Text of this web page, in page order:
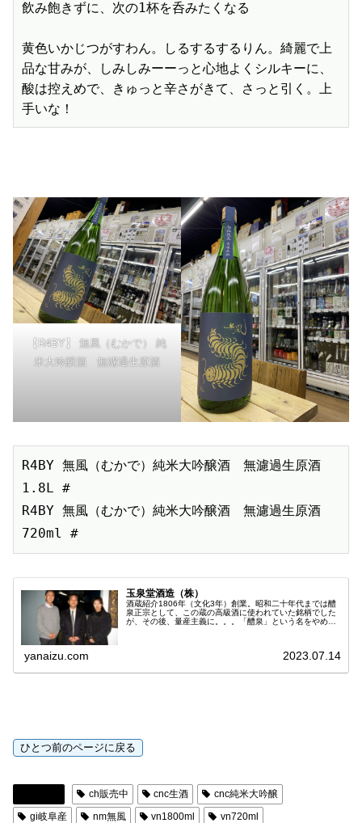
飲み飽きずに、次の1杯を呑みたくなる
黄色いかじつがすわん。しるするするりん。綺麗で上
品な甘みが、しみしみーーっと心地よくシルキーに、
酸は控えめで、きゅっと辛さがきて、さっと引く。上
【R4BY】 無風（むかで） 純
米大吟醸酒 無濾過生原酒
R4BY 無風（むかで）純米大吟醸酒　無濾過生原酒
1.8L #
R4BY 無風（むかで）純米大吟醸酒　無濾過生原酒
720ml #
玉泉堂酒造（株）
酒蔵紹介1806年（文化3年）創業。昭和二十年代までは醴
泉正宗として、この蔵の高級酒に使われていた銘柄でした
が、その後、量産主義に。。。「醴泉」という名をやめて
yanaizu.com 2023.07.14
ch販売中 cnc生酒
cnc純米大吟醸
gi岐阜産
nm無風 vn1800ml vn720ml